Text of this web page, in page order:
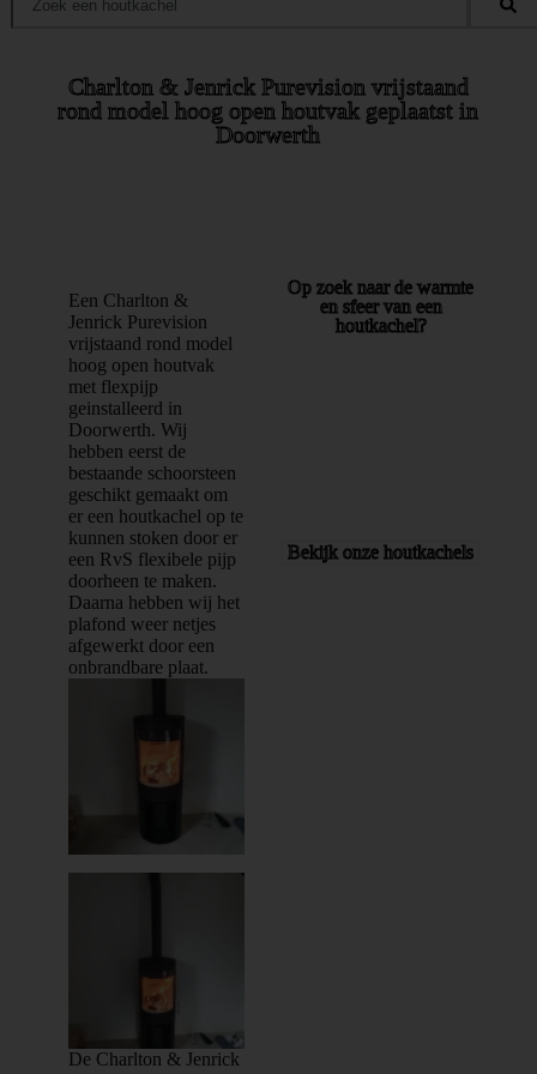
Charlton & Jenrick Purevision vrijstaand
rond model hoog open houtvak geplaatst in
Doorwerth
Een Charlton &
Jenrick Purevision
vrijstaand rond model
hoog open houtvak
met flexpijp
geinstalleerd in
Doorwerth. Wij
hebben eerst de
bestaande schoorsteen
geschikt gemaakt om
er een houtkachel op te
kunnen stoken door er
een RvS flexibele pijp
doorheen te maken.
Daarna hebben wij het
plafond weer netjes
afgewerkt door een
onbrandbare plaat.
De Charlton & Jenrick
Op zoek naar de warmte
en sfeer van een
houtkachel?
Bekijk onze houtkachels